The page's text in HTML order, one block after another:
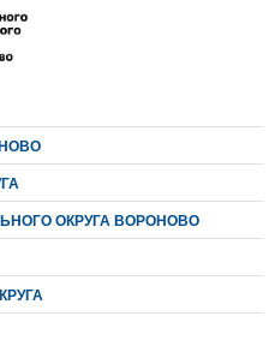
ОКРУГА ВОРОНОВО